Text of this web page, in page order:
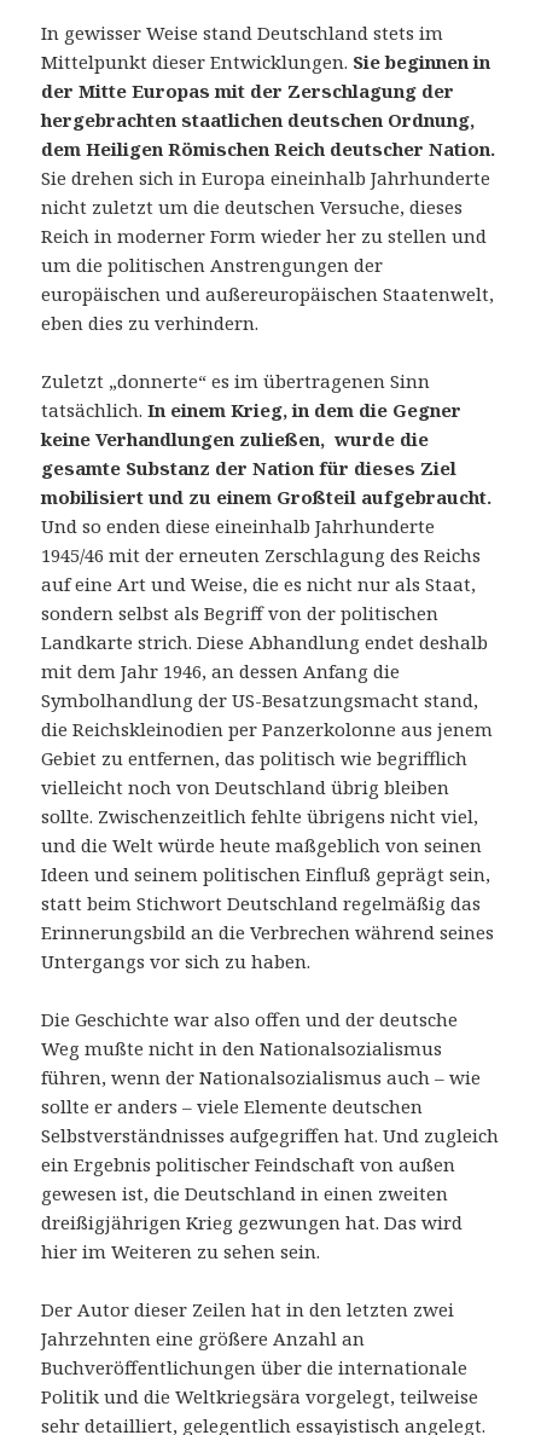
In gewisser Weise stand Deutschland stets im
Mittelpunkt dieser Entwicklungen. Sie beginnen in
der Mitte Europas mit der Zerschlagung der
hergebrachten staatlichen deutschen Ordnung,
dem Heiligen Römischen Reich deutscher Nation.
Sie drehen sich in Europa eineinhalb Jahrhunderte
nicht zuletzt um die deutschen Versuche, dieses
Reich in moderner Form wieder her zu stellen und
um die politischen Anstrengungen der
europäischen und außereuropäischen Staatenwelt,
eben dies zu verhindern.
Zuletzt „donnerte“ es im übertragenen Sinn
tatsächlich.In einem Krieg, in dem die Gegner
keine Verhandlungen zuließen, wurde die
gesamte Substanz der Nation für dieses Ziel
mobilisiert und zu einem Großteil aufgebraucht.
Und so enden diese eineinhalb Jahrhunderte
1945/46 mit der erneuten Zerschlagung des Reichs
auf eine Art und Weise, die es nicht nur als Staat,
sondern selbst als Begriff von der politischen
Landkarte strich. Diese Abhandlung endet deshalb
mit dem Jahr 1946, an dessen Anfang die
Symbolhandlung der US-Besatzungsmacht stand,
die Reichskleinodien per Panzerkolonne aus jenem
Gebiet zu entfernen, das politisch wie begrifflich
vielleicht noch von Deutschland übrig bleiben
sollte. Zwischenzeitlich fehlte übrigens nicht viel,
und die Welt würde heute maßgeblich von seinen
Ideen und seinem politischen Einfluß geprägt sein,
statt beim Stichwort Deutschland regelmäßig das
Erinnerungsbild an die Verbrechen während seines
Untergangs vor sich zu haben.
Die Geschichte war also offen und der deutsche
Weg mußte nicht in den Nationalsozialismus
führen, wenn der Nationalsozialismus auch – wie
sollte er anders – viele Elemente deutschen
Selbstverständnisses aufgegriffen hat. Und zugleich
ein Ergebnis politischer Feindschaft von außen
gewesen ist, die Deutschland in einen zweiten
dreißigjährigen Krieg gezwungen hat. Das wird
hier im Weiteren zu sehen sein.
Der Autor dieser Zeilen hat in den letzten zwei
Jahrzehnten eine größere Anzahl an
Buchveröffentlichungen über die internationale
Politik und die Weltkriegsära vorgelegt, teilweise
sehr detailliert, gelegentlich essayistisch angelegt.